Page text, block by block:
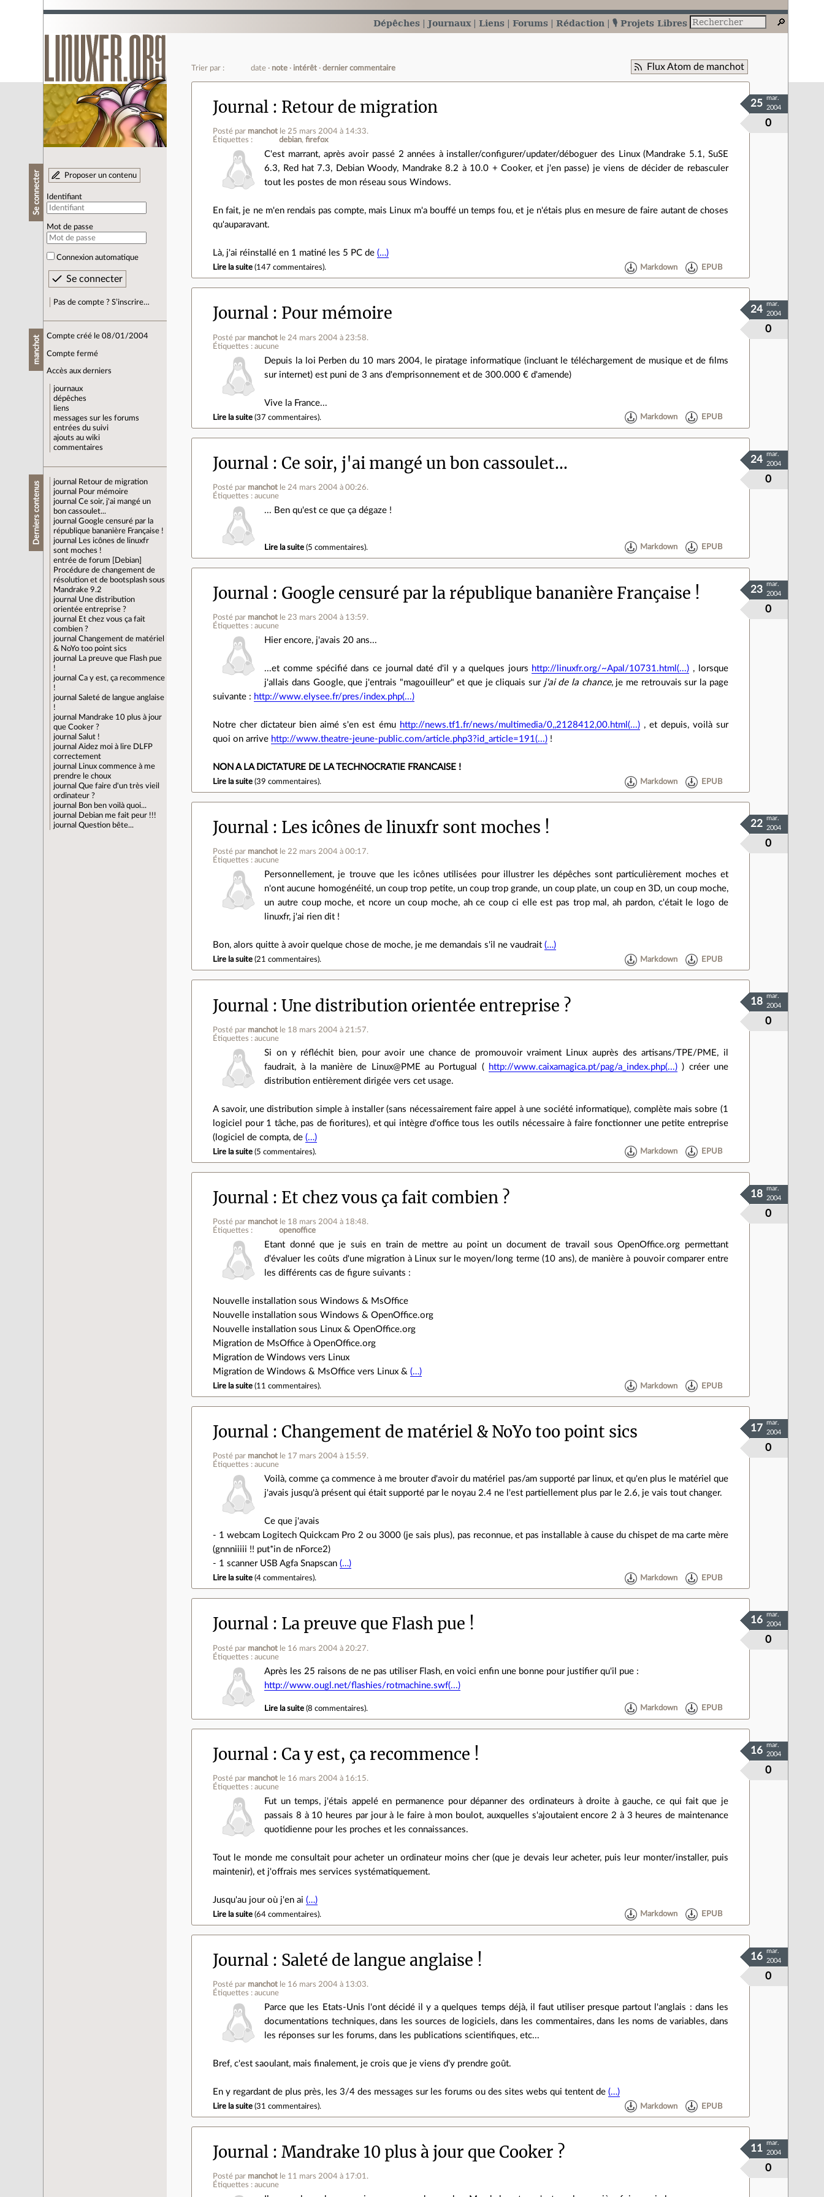
Dépêches Journaux Liens Forums Rédaction 🎙️ Projets Libres
Se connecter Proposer un contenu
Identifiant
Mot de passe
Connexion automatique
Pas de compte ? S’inscrire…
manchot Compte créé le 08/01/2004
Compte fermé
Accès aux derniers
journaux
dépêches
liens
messages sur les forums
entrées du suivi
ajouts au wiki
commentaires
Derniers contenus journal
Retour de migration
journal
Pour mémoire
journal Ce soir, j'ai mangé un
bon cassoulet...
journal Google censuré par la
république bananière Française !
journal
Les icônes de linuxfr
sont moches !
entrée de forum
[Debian]
Procédure de changement de
résolution et de bootsplash sous
Mandrake 9.2
journal Une distribution
orientée entreprise ?
journal
Et chez vous ça fait
combien ?
journal Changement de matériel
& NoYo too point sics
journal
La preuve que Flash pue
!
journal Ca y est, ça recommence
!
journal Saleté de langue anglaise
!
journal
Mandrake 10 plus à jour
que Cooker ?
journal Salut !
journal Aidez moi à lire DLFP
correctement
journal
Linux commence à me
prendre le choux
journal Que faire d'un très vieil
ordinateur ?
journal
Bon ben voilà quoi...
journal
Debian me fait peur !!!
journal Question bête...
Flux Atom de manchot
Trier par : date note intérêt dernier commentaire
Journal Retour de migration
Posté par manchot le 25 mars 2004 à 14:33.
Étiquettes :
debian firefox
0
25
mar.
2004
C'est marrant, après avoir passé 2 années à installer/configurer/updater/déboguer des Linux (Mandrake 5.1, SuSE
6.3, Red hat 7.3, Debian Woody, Mandrake 8.2 à 10.0 + Cooker, et j'en passe) je viens de décider de rebasculer
tout les postes de mon réseau sous Windows.
En fait, je ne m'en rendais pas compte, mais Linux m'a bouffé un temps fou, et je n'étais plus en mesure de faire autant de choses
qu'auparavant.
Là, j'ai réinstallé en 1 matiné les 5 PC de(…)
Lire la suite (147 commentaires). Markdown EPUB
Journal Pour mémoire
Posté par manchot le 24 mars 2004 à 23:58.
Étiquettes : aucune
0
24
mar.
2004
Depuis la loi Perben du 10 mars 2004, le piratage informatique (incluant le téléchargement de musique et de films
sur internet) est puni de 3 ans d'emprisonnement et de 300.000 € d'amende)
Vive la France...
Lire la suite (37 commentaires). Markdown EPUB
Journal Ce soir, j'ai mangé un bon cassoulet...
Posté par manchot le 24 mars 2004 à 00:26.
Étiquettes : aucune
0
24
mar.
2004
... Ben qu'est ce que ça dégaze !
Lire la suite (5 commentaires). Markdown EPUB
Journal Google censuré par la république bananière Française !
Posté par manchot le 23 mars 2004 à 13:59.
Étiquettes : aucune
0
23
mar.
2004
Hier encore, j'avais 20 ans...
...et comme spécifié dans ce journal daté d'il y a quelques jours http://linuxfr.org/~Apal/10731.html(...) , lorsque
j'allais dans Google, que j'entrais "magouilleur" et que je cliquais sur j'ai de la chance, je me retrouvais sur la page
suivante : http://www.elysee.fr/pres/index.php(...)
Notre cher dictateur bien aimé s'en est ému http://news.tf1.fr/news/multimedia/0,,2128412,00.html(...), et depuis, voilà sur
quoi on arrive http://www.theatre-jeune-public.com/article.php3?id_article=191(...) !
NON A LA DICTATURE DE LA TECHNOCRATIE FRANCAISE !
Lire la suite (39 commentaires). Markdown EPUB
Journal Les icônes de linuxfr sont moches !
Posté par manchot le 22 mars 2004 à 00:17.
Étiquettes : aucune
0
22
mar.
2004
Personnellement, je trouve que les icônes utilisées pour illustrer les dépêches sont particulièrement moches et
n'ont aucune homogénéité, un coup trop petite, un coup trop grande, un coup plate, un coup en 3D, un coup moche,
un autre coup moche, et ncore un coup moche, ah ce coup ci elle est pas trop mal, ah pardon, c'était le logo de
linuxfr, j'ai rien dit !
Bon, alors quitte à avoir quelque chose de moche, je me demandais s'il ne vaudrait(…)
Lire la suite (21 commentaires). Markdown EPUB
Journal Une distribution orientée entreprise ?
Posté par manchot le 18 mars 2004 à 21:57.
Étiquettes : aucune
0
18
mar.
2004
Si on y réfléchit bien, pour avoir une chance de promouvoir vraiment Linux auprès des artisans/TPE/PME, il
faudrait, à la manière de Linux@PME au Portugual ( http://www.caixamagica.pt/pag/a_index.php(...)) créer une
distribution entièrement dirigée vers cet usage.
A savoir, une distribution simple à installer (sans nécessairement faire appel à une société informatique), complète mais sobre (1
logiciel pour 1 tâche, pas de fioritures), et qui intègre d'office tous les outils nécessaire à faire fonctionner une petite entreprise
(logiciel de compta, de(…)
Lire la suite (5 commentaires). Markdown EPUB
Journal Et chez vous ça fait combien ?
Posté par manchot le 18 mars 2004 à 18:48.
Étiquettes :
openoffice
0
18
mar.
2004
Etant donné que je suis en train de mettre au point un document de travail sous OpenOffice.org permettant
d'évaluer les coûts d'une migration à Linux sur le moyen/long terme (10 ans), de manière à pouvoir comparer entre
les différents cas de figure suivants :
Nouvelle installation sous Windows & MsOffice
Nouvelle installation sous Windows & OpenOffice.org
Nouvelle installation sous Linux & OpenOffice.org
Migration de MsOffice à OpenOffice.org
Migration de Windows vers Linux
Migration de Windows & MsOffice vers Linux &(…)
Lire la suite (11 commentaires). Markdown EPUB
Journal Changement de matériel & NoYo too point sics
Posté par manchot le 17 mars 2004 à 15:59.
Étiquettes : aucune
0
17
mar.
2004
Voilà, comme ça commence à me brouter d'avoir du matériel pas/am supporté par linux, et qu'en plus le matériel que
j'avais jusqu'à présent qui était supporté par le noyau 2.4 ne l'est partiellement plus par le 2.6, je vais tout changer.
Ce que j'avais
- 1 webcam Logitech Quickcam Pro 2 ou 3000 (je sais plus), pas reconnue, et pas installable à cause du chispet de ma carte mère
(gnnniiiii !! put*in de nForce2)
- 1 scanner USB Agfa Snapscan(…)
Lire la suite (4 commentaires). Markdown EPUB
Journal La preuve que Flash pue !
Posté par manchot le 16 mars 2004 à 20:27.
Étiquettes : aucune
0
16
mar.
2004
Après les 25 raisons de ne pas utiliser Flash, en voici enfin une bonne pour justifier qu'il pue :
http://www.ougl.net/flashies/rotmachine.swf(...)
Lire la suite (8 commentaires). Markdown EPUB
Journal Ca y est, ça recommence !
Posté par manchot le 16 mars 2004 à 16:15.
Étiquettes : aucune
0
16
mar.
2004
Fut un temps, j'étais appelé en permanence pour dépanner des ordinateurs à droite à gauche, ce qui fait que je
passais 8 à 10 heures par jour à le faire à mon boulot, auxquelles s'ajoutaient encore 2 à 3 heures de maintenance
quotidienne pour les proches et les connaissances.
Tout le monde me consultait pour acheter un ordinateur moins cher (que je devais leur acheter, puis leur monter/installer, puis
maintenir), et j'offrais mes services systématiquement.
Jusqu'au jour où j'en ai(…)
Lire la suite (64 commentaires). Markdown EPUB
Journal Saleté de langue anglaise !
Posté par manchot le 16 mars 2004 à 13:03.
Étiquettes : aucune
0
16
mar.
2004
Parce que les Etats-Unis l'ont décidé il y a quelques temps déjà, il faut utiliser presque partout l'anglais : dans les
documentations techniques, dans les sources de logiciels, dans les commentaires, dans les noms de variables, dans
les réponses sur les forums, dans les publications scientifiques, etc...
Bref, c'est saoulant, mais finalement, je crois que je viens d'y prendre goût.
En y regardant de plus près, les 3/4 des messages sur les forums ou des sites webs qui tentent de(…)
Lire la suite (31 commentaires). Markdown EPUB
Journal Mandrake 10 plus à jour que Cooker ?
Posté par manchot le 11 mars 2004 à 17:01 .
Étiquettes : aucune
0
11
mar.
2004